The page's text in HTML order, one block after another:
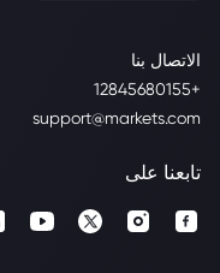
الاتصال بنا
+12845680155
support@markets.com
تابعنا على